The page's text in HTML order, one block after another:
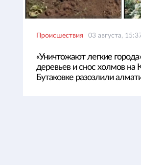
Происшествия 03 августа,
«Уничтожают легкие
деревьев и снос холмов на
Бутаковке разозлили